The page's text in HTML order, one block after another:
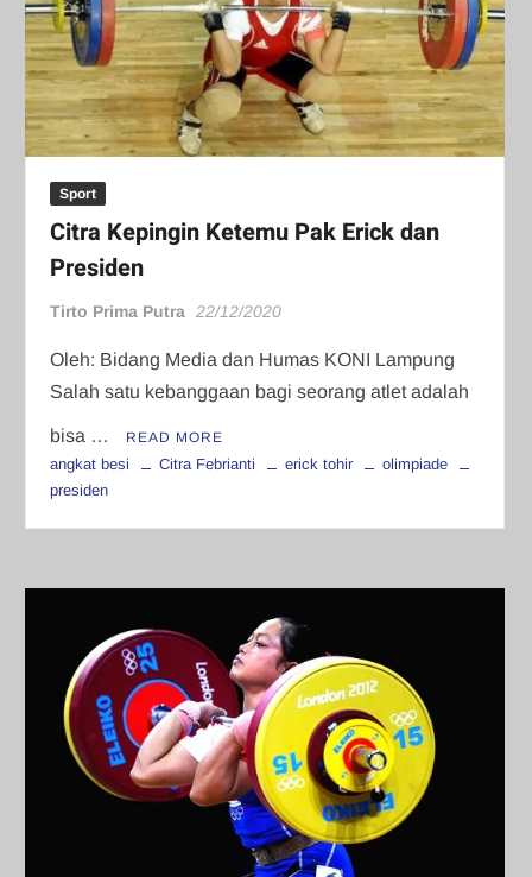
Sport
Citra Kepingin Ketemu Pak Erick dan
Presiden
Tirto Prima Putra 22/12/2020
Oleh: Bidang Media dan Humas KONI Lampung
Salah satu kebanggaan bagi seorang atlet adalah
bisa … READ MORE
angkat besi Citra Febrianti erick tohir
olimpiade
presiden